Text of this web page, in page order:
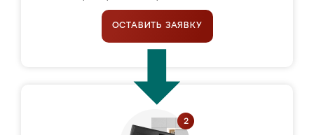
ОСТАВИТЬ ЗАЯВКУ